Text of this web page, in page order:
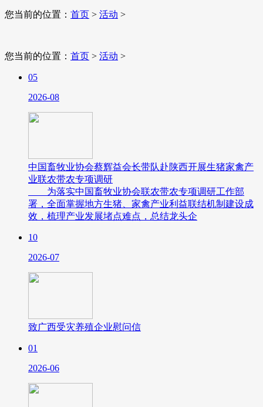
您当前的位置： 首页 > 活动 >
您当前的位置： 首页 > 活动 >
05
2026-08
中国畜牧业协会蔡辉益会长带队赴陕西开展生猪家禽产
业联农带农专项调研
为落实中国畜牧业协会联农带农专项调研工作部
署，全面掌握地方生猪、家禽产业利益联结机制建设成
效，梳理产业发展堵点难点，总结龙头企
10
2026-07
致广西受灾养殖企业慰问信
01
2026-06